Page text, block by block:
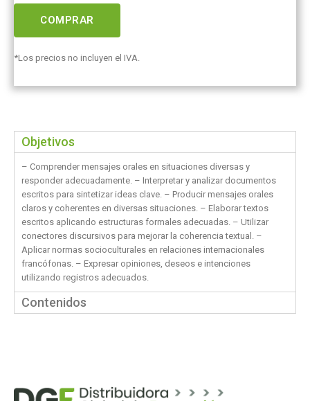
COMPRAR
*Los precios no incluyen el IVA.
Objetivos
– Comprender mensajes orales en situaciones diversas y
responder adecuadamente. – Interpretar y analizar documentos
escritos para sintetizar ideas clave. – Producir mensajes orales
claros y coherentes en diversas situaciones. – Elaborar textos
escritos aplicando estructuras formales adecuadas. – Utilizar
conectores discursivos para mejorar la coherencia textual. –
Aplicar normas socioculturales en relaciones internacionales
francófonas. – Expresar opiniones, deseos e intenciones
utilizando registros adecuados.
Contenidos